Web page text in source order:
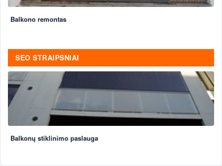
Balkono remontas
SEO STRAIPSNIAI
Balkonų stiklinimo paslauga